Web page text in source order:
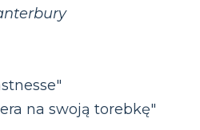
na swoją torebkę"